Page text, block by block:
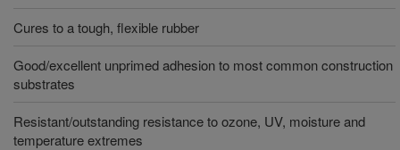
Cures to a tough, flexible rubber
Good/excellent unprimed adhesion to most common construction
substrates
Resistant/outstanding resistance to ozone, UV, moisture and
temperature extremes